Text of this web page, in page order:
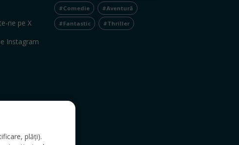
ne pe X
Instagram
#Comedie #Aventură
#Fantastic #Thriller
plăți).